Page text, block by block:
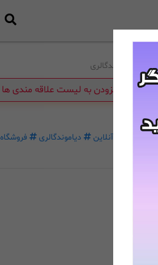
برند: دیاموندگالری
افزودن به لیست علاقه مندی ها
آنلاین دیاموندگالری فروشگاه